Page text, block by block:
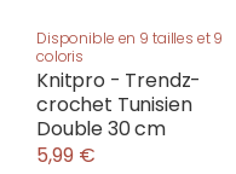
Disponible en 9 tailles et 9
coloris
Knitpro - Trendz-
crochet Tunisien
Double 30 cm
5,99 €